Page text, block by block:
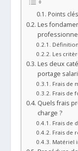
Points
Les
Les
Les deux
portage
Frais de
Frais de
Quels frais
charge ?
Frais de
Frais de
Matériel